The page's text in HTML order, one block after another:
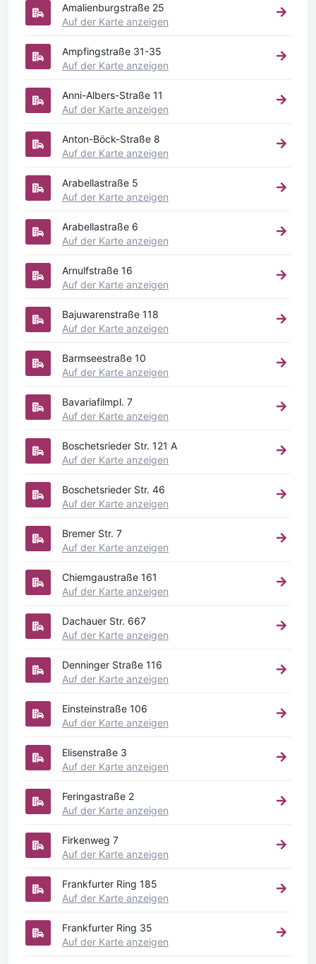
Amalienburgstraße 25
Auf der Karte anzeigen
Ampfingstraße 31-35
Auf der Karte anzeigen
Anni-Albers-Straße 11
Auf der Karte anzeigen
Anton-Böck-Straße 8
Auf der Karte anzeigen
Arabellastraße 5
Auf der Karte anzeigen
Arabellastraße 6
Auf der Karte anzeigen
Arnulfstraße 16
Auf der Karte anzeigen
Bajuwarenstraße 118
Auf der Karte anzeigen
Barmseestraße 10
Auf der Karte anzeigen
Bavariafilmpl. 7
Auf der Karte anzeigen
Boschetsrieder Str. 121 A
Auf der Karte anzeigen
Boschetsrieder Str. 46
Auf der Karte anzeigen
Bremer Str. 7
Auf der Karte anzeigen
Chiemgaustraße 161
Auf der Karte anzeigen
Dachauer Str. 667
Auf der Karte anzeigen
Denninger Straße 116
Auf der Karte anzeigen
Einsteinstraße 106
Auf der Karte anzeigen
Elisenstraße 3
Auf der Karte anzeigen
Feringastraße 2
Auf der Karte anzeigen
Firkenweg 7
Auf der Karte anzeigen
Frankfurter Ring 185
Auf der Karte anzeigen
Frankfurter Ring 35
Auf der Karte anzeigen